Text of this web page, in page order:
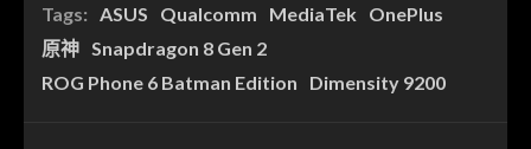
Tags: ASUS Qualcomm MediaTek
OnePlus
原神 Snapdragon 8 Gen 2
ROG Phone 6 Batman Edition
Dimensity 9200